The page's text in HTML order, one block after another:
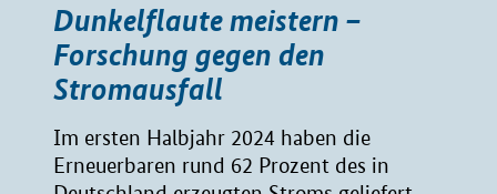
Dunkelflaute meistern –
Forschung gegen den
Stromausfall
Im ersten Halbjahr 2024 haben die
Erneuerbaren rund 62 Prozent des in